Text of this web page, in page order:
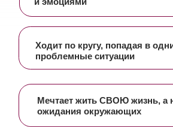
ЧТО ВЫ ПОЛУЧИТЕ В РЕЗУЛЬТАТЕ
ОБУЧЕНИЯ?
Начнёте лучше понимать себя и
свои реакции, снизите